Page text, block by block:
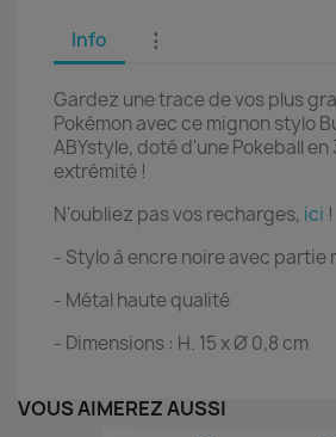
Info ⋮
Gardez une trace de vos plus
Pokémon avec ce mignon stylo
ABYstyle, doté d'une Pokeball en
extrémité !
N'oubliez pas vos recharges, ici !
- Stylo à encre noire avec partie
- Métal haute qualité
- Dimensions : H. 15 x Ø 0,8 cm
VOUS AIMEREZ AUSSI